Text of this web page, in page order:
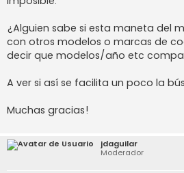
¿Alguien sabe si esta maneta del
con otros modelos o marcas de
decir que modelos/año etc
A ver si así se facilita un poco la
Muchas gracias!
jdaguilar
Moderador